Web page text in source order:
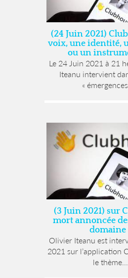
(24 Juin 2021)
voix, une identité,
ou un
Le 24 Juin 2021 à 21
Iteanu intervient
« émergences
(3 Juin 2021) sur
mort annoncée
domaine
Olivier Iteanu est
2021 sur l’application
le thème...